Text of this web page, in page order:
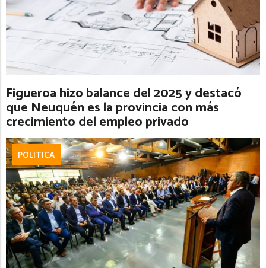
Figueroa hizo balance del 2025 y destacó
que Neuquén es la provincia con más
crecimiento del empleo privado
POLITICA